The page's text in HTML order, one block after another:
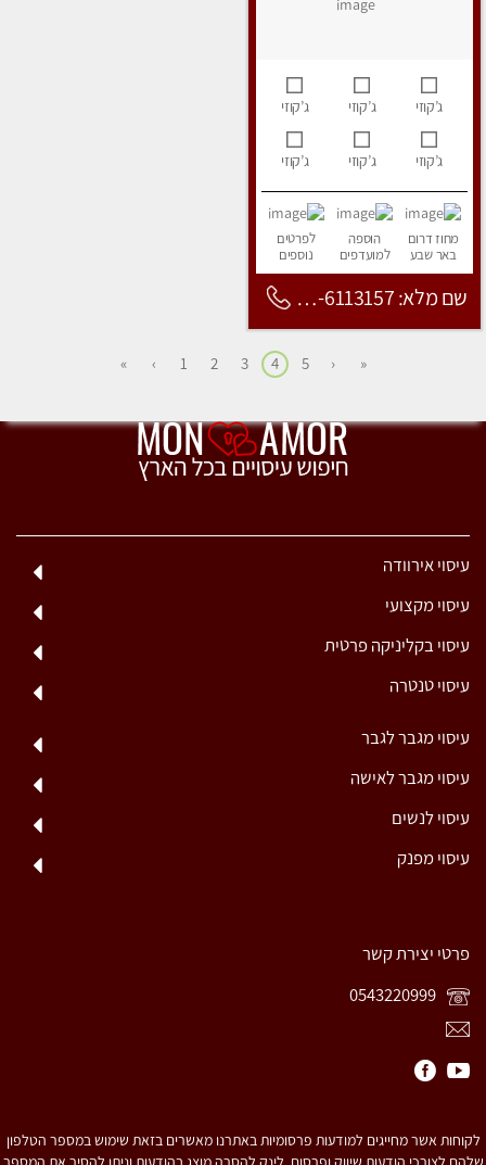
ג’קוזי ג’קוזי ג’קוזי
ג’קוזי ג’קוזי ג’קוזי
מחוז דרום
באר שבע
הוספה
למועדפים
לפרטים
נוספים
שם מלא: 053-6113157
«
‹
5
4
3
2
1
›
»
עיסוי אירוודה
עיסוי מקצועי
עיסוי בקליניקה פרטית
עיסוי טנטרה
עיסוי מגבר לגבר
עיסוי מגבר לאישה
עיסוי לנשים
עיסוי מפנק
פרטי יצירת קשר
לקוחות אשר מחייגים למודעות פרסומיות באתרנו מאשרים בזאת שימוש במספר הטלפון